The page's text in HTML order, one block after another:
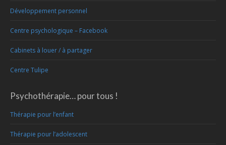
Développement personnel
Centre psychologique – Facebook
Cabinets à louer / à partager
Centre Tulipe
Psychothérapie… pour tous !
Thérapie pour l’enfant
Thérapie pour l’adolescent